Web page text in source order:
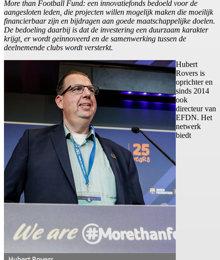
More than Football Fund: een innovatiefonds bedoeld voor de
aangesloten leden, die projecten willen mogelijk maken die moeilijk
financierbaar zijn en bijdragen aan goede maatschappelijke doelen.
De bedoeling daarbij is dat de investering een duurzaam karakter
krijgt, er wordt geïnnoveerd en de samenwerking tussen de
deelnemende clubs wordt versterkt.
Hubert
Rovers is
oprichter en
sinds 2014
ook
directeur van
EFDN. Het
netwerk
biedt